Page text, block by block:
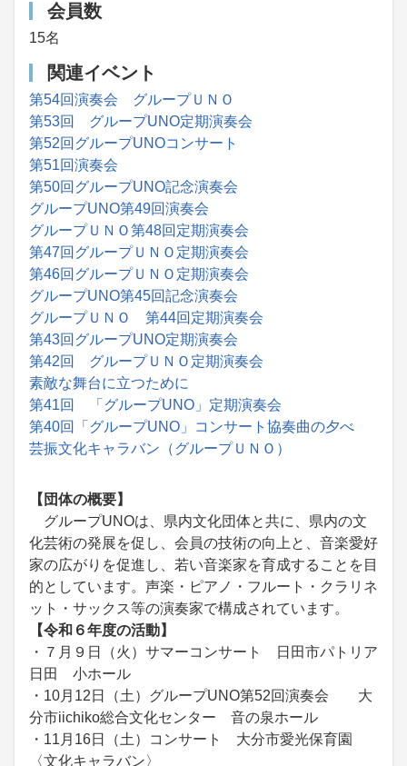
会員数
15名
関連イベント
第54回演奏会 グループＵＮＯ
第53回 グループUNO定期演奏会
第52回グループUNOコンサート
第51回演奏会
第50回グループUNO記念演奏会
グループUNO第49回演奏会
グループＵＮＯ第48回定期演奏会
第47回グループＵＮＯ定期演奏会
第46回グループＵＮＯ定期演奏会
グループUNO第45回記念演奏会
グループＵＮＯ 第44回定期演奏会
第43回グループUNO定期演奏会
第42回 グループＵＮＯ定期演奏会
素敵な舞台に立つために
第41回 「グループUNO」定期演奏会
第40回「グループUNO」コンサート協奏曲の夕べ
芸振文化キャラバン（グループＵＮＯ）
【団体の概要】
グループUNOは、県内文化団体と共に、県内の文
化芸術の発展を促し、会員の技術の向上と、音楽愛好
家の広がりを促進し、若い音楽家を育成することを目
的としています。声楽・ピアノ・フルート・クラリネ
ット・サックス等の演奏家で構成されています。
【令和６年度の活動】
・７月９日（火）サマーコンサート 日田市パトリア
日田 小ホール
・10月12日（土）グループUNO第52回演奏会 大
分市iichiko総合文化センター 音の泉ホール
・11月16日（土）コンサート 大分市愛光保育園
〈文化キャラバン〉